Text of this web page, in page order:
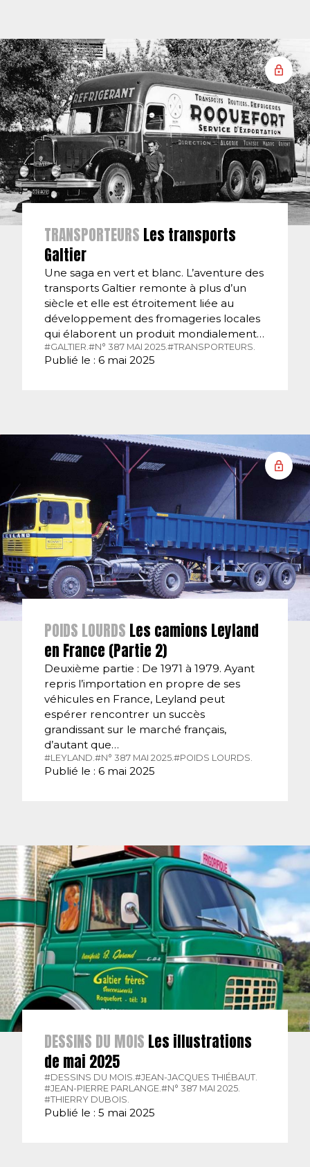
TRANSPORTEURS Les transports
Galtier
Une saga en vert et blanc. L’aventure des
transports Galtier remonte à plus d’un
siècle et elle est étroitement liée au
développement des fromageries locales
qui élaborent un produit mondialement…
#GALTIER.#N° 387 MAI 2025.#TRANSPORTEURS.
Publié le : 6 mai 2025
POIDS LOURDS Les camions Leyland
en France (Partie 2)
Deuxième partie : De 1971 à 1979. Ayant
repris l’importation en propre de ses
véhicules en France, Leyland peut
espérer rencontrer un succès
grandissant sur le marché français,
d’autant que…
#LEYLAND. #N° 387 MAI 2025. #POIDS LOURDS.
Publié le : 6 mai 2025
DESSINS DU MOIS Les illustrations
de mai 2025
#DESSINS DU MOIS. #JEAN-JACQUES THIÉBAUT.
#JEAN-PIERRE PARLANGE. #N° 387 MAI 2025.
#THIERRY DUBOIS.
Publié le : 5 mai 2025